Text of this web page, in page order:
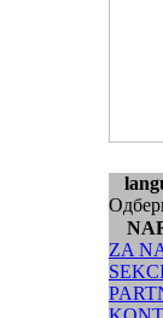
ZA